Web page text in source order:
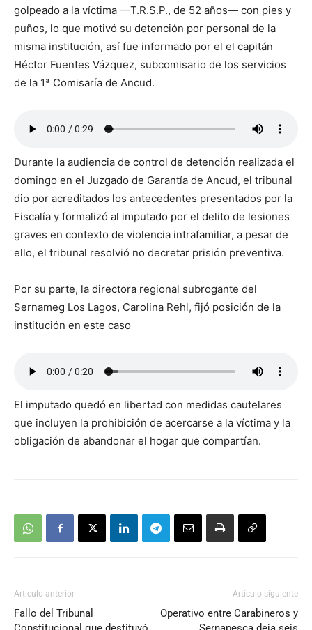
golpeado a la víctima —T.R.S.P., de 52 años— con pies y
puños, lo que motivó su detención por personal de la
misma institución, así fue informado por el el capitán
Héctor Fuentes Vázquez, subcomisario de los servicios
de la 1ª Comisaría de Ancud.
Durante la audiencia de control de detención realizada el
domingo en el Juzgado de Garantía de Ancud, el tribunal
dio por acreditados los antecedentes presentados por la
Fiscalía y formalizó al imputado por el delito de lesiones
graves en contexto de violencia intrafamiliar, a pesar de
ello, el tribunal resolvió no decretar prisión preventiva.
Por su parte, la directora regional subrogante del
Sernameg Los Lagos, Carolina Rehl, fijó posición de la
institución en este caso
El imputado quedó en libertad con medidas cautelares
que incluyen la prohibición de acercarse a la víctima y la
obligación de abandonar el hogar que compartían.
Artículo anterior
Fallo del Tribunal
Artículo siguiente
Operativo entre Carabineros y